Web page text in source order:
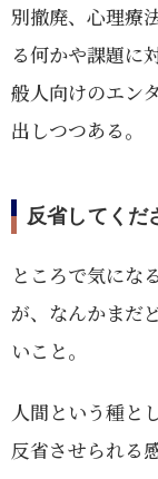
別撤廃、心理療
る何かや課題に
般人向けのエン
出しつつある。
反省してくだ
ところで気にな
が、なんかまだ
いこと。
人間という種と
反省させられる